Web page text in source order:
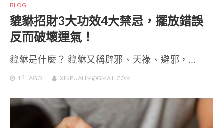
BLOG
貔貅招財3大功效4大禁忌，擺放錯誤
反而破壞運氣！
貔貅是什麼？ 貔貅又稱辟邪、天祿、避邪，…
1 年 AGO XINPUAHM@GMAIL.COM